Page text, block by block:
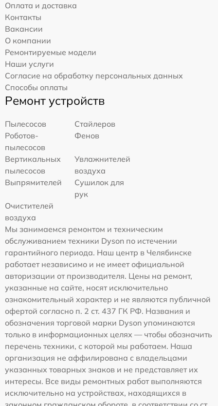
Оплата и доставка
Контакты
Вакансии
О компании
Ремонтируемые модели
Наши услуги
Согласие на обработку персональных данных
Способы оплаты
Ремонт устройств
Пылесосов
Стайлеров
Роботов-
пылесосов
Фенов
Вертикальных
пылесосов
Увлажнителей
воздуха
Выпрямителей
Сушилок для
рук
Очистителей
воздуха
Мы занимаемся ремонтом и техническим
обслуживанием техники Dyson по истечении
гарантийного периода. Наш центр в Челябинске
работает независимо и не имеет официальной
авторизации от производителя. Цены на ремонт,
указанные на сайте, носят исключительно
ознакомительный характер и не являются публичной
офертой согласно п. 2 ст. 437 ГК РФ. Названия и
обозначения торговой марки Dyson упоминаются
только в информационных целях — чтобы обозначить
перечень техники, с которой мы работаем. Наша
организация не аффилирована с владельцами
указанных товарных знаков и не представляет их
интересы. Все виды ремонтных работ выполняются
исключительно на устройствах, находящихся в